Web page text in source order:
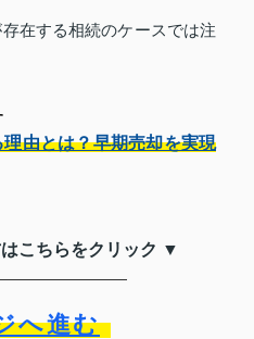
在する相続のケースでは注
由とは？早期売却を実現
こちらをクリック ▼
へ進む